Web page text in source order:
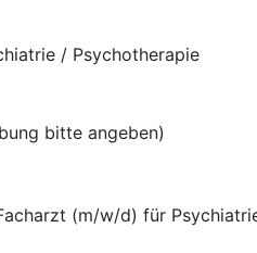
/ Psychotherapie
bitte angeben)
(m/w/d) für